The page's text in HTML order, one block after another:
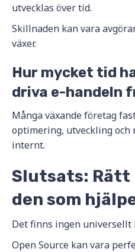
utvecklas över tid.
Skillnaden kan vara
växer.
Hur mycket tid
driva e-handeln
Många växande företag
optimering, utveckling
internt.
Slutsats:
den som
Det finns ingen
Open Source kan vara